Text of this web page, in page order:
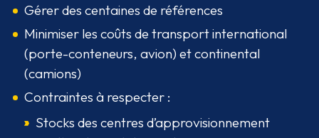
Gérer des centaines de références
Minimiser les coûts de transport international
(porte-conteneurs, avion) et continental
(camions)
Contraintes à respecter :
Stocks des centres d’approvisionnement